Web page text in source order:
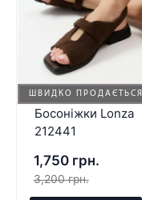
ШВИДКО ПРОДАЄТЬСЯ
Босоніжки Lonza
212441
1,750 грн.
3,200 грн.